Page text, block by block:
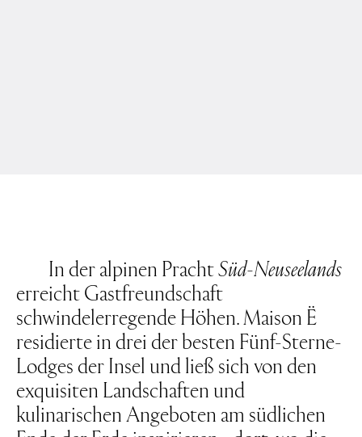
In der alpinen Pracht Süd-Neuseelands
erreicht Gastfreundschaft
schwindelerregende Höhen. Maison Ë
residierte in drei der besten Fünf-Sterne-
Lodges der Insel und ließ sich von den
exquisiten Landschaften und
kulinarischen Angeboten am südlichen